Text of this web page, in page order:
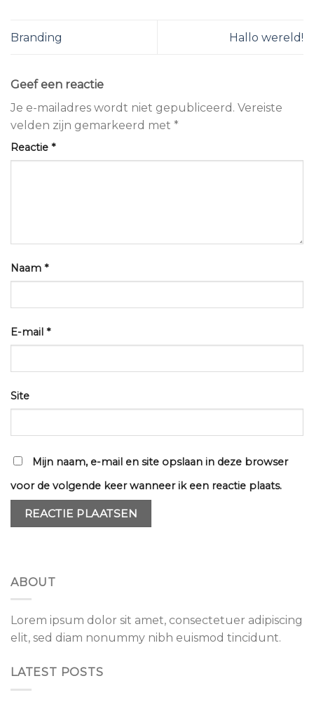
Branding Hallo wereld!
Geef een reactie
Je e-mailadres wordt niet gepubliceerd. Vereiste
velden zijn gemarkeerd met *
Reactie *
Naam *
E-mail *
Site
Mijn naam, e-mail en site opslaan in deze browser
voor de volgende keer wanneer ik een reactie plaats.
ABOUT
Lorem ipsum dolor sit amet, consectetuer adipiscing
elit, sed diam nonummy nibh euismod tincidunt.
LATEST POSTS